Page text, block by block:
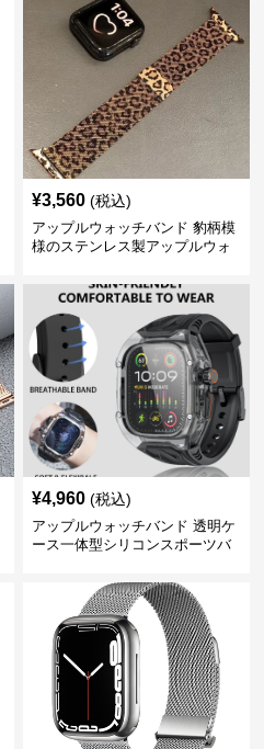
¥3,560 (税込)
アップルウォッチバンド 豹柄模
様のステンレス製アップルウォ
¥4,960 (税込)
アップルウォッチバンド 透明ケ
ース一体型シリコンスポーツバ